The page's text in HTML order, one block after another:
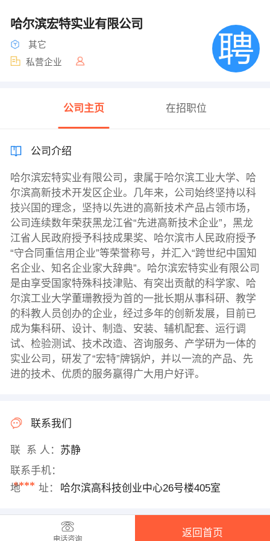
哈尔滨宏特实业有限公司
其它
私营企业
公司主页 在招职位
公司介绍
哈尔滨宏特实业有限公司，隶属于哈尔滨工业大学、哈
尔滨高新技术开发区企业。几年来，公司始终坚持以科
技兴国的理念，坚持以先进的高新技术产品占领市场，
公司连续数年荣获黑龙江省“先进高新技术企业”，黑龙
江省人民政府授予科技成果奖、哈尔滨市人民政府授予
“守合同重信用企业”等荣誉称号，并汇入“跨世纪中国知
名企业、知名企业家大辞典”。哈尔滨宏特实业有限公司
是由享受国家特殊科技津贴、有突出贡献的科学家、哈
尔滨工业大学董珊教授为首的一批长期从事科研、教学
的科教人员创办的企业，经过多年的创新发展，目前已
成为集科研、设计、制造、安装、辅机配套、运行调
试、检验测试、技术改造、咨询服务、产学研为一体的
实业公司，研发了“宏特”牌锅炉，并以一流的产品、先
进的技术、优质的服务赢得广大用户好评。
联系我们
联 系 人： 苏静
联系手机：
****
地 址： 哈尔滨高科技创业中心26号楼405室
电话咨询
返回首页